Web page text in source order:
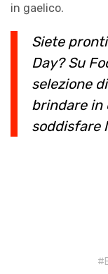
in gaelico.
Siete
Day? Su
selezione di
brindare in
soddisfare